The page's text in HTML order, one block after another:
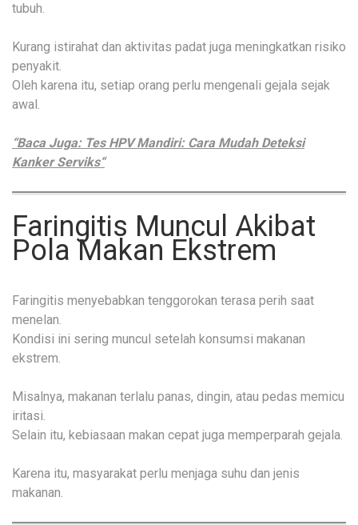
tubuh.
Kurang istirahat dan aktivitas padat juga meningkatkan risiko
penyakit.
Oleh karena itu, setiap orang perlu mengenali gejala sejak
awal.
“Baca Juga: Tes HPV Mandiri: Cara Mudah Deteksi
Kanker Serviks“
Faringitis Muncul Akibat
Pola Makan Ekstrem
Faringitis menyebabkan tenggorokan terasa perih saat
menelan.
Kondisi ini sering muncul setelah konsumsi makanan
ekstrem.
Misalnya, makanan terlalu panas, dingin, atau pedas memicu
iritasi.
Selain itu, kebiasaan makan cepat juga memperparah gejala.
Karena itu, masyarakat perlu menjaga suhu dan jenis
makanan.